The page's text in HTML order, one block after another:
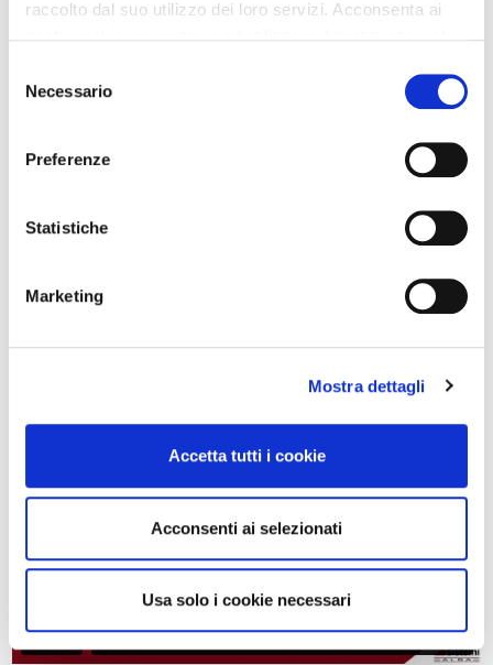
raccolto dal suo utilizzo dei loro servizi. Acconsenta ai
delNecessario
Preferenze
Statistiche
Marketing
Mostra dettagli
Accetta tutti i cookie
Acconsenti ai selezionati
Usa solo i cookie necessari
marketing ai sensi dell'articolo 7 del Reg.to UE 2016/679.
marketing avvalendosi di soggetti terzi a ciò espressamente
autorizzati ai sensi dell'articolo 7 del Reg.to UE 2016/679.
Hai già un account?
Effettua il login
Tutorial